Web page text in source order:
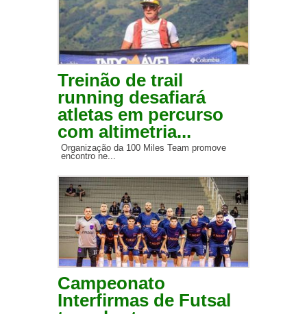
Treinão de trail
running desafiará
atletas em percurso
com altimetria...
Organização da 100 Miles Team promove
encontro ne...
Campeonato
Interfirmas de Futsal